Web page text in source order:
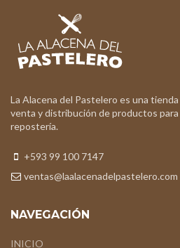
La Alacena del Pastelero es una
venta y distribución de productos
repostería.
+593 99 100 7147
ventas@laalacenadelpastelero.com
NAVEGACIÓN
INICIO